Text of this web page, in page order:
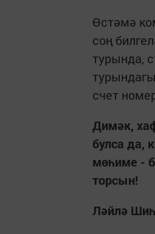
Өстәмә
соң
турында,
счет
Димәк,
булса да,
мөһиме -
торсын!
Ләйлә